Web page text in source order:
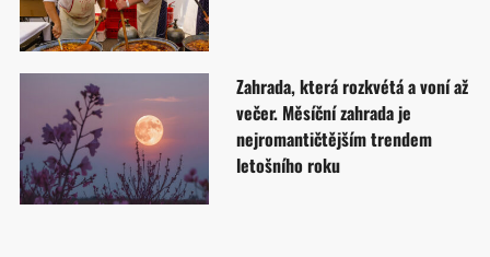
Zahrada, která rozkvétá a voní až
večer. Měsíční zahrada je
nejromantičtějším trendem
letošního roku